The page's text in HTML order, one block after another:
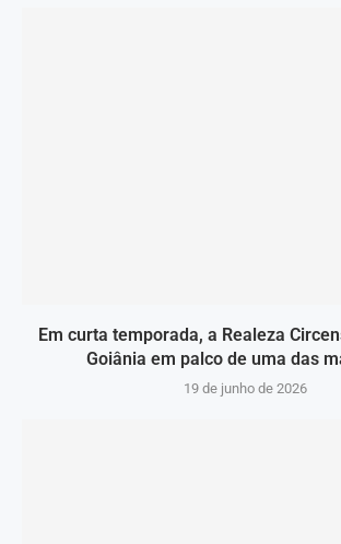
Em curta temporada, a Realeza
Goiânia em palco de uma das
19 de junho de 2026